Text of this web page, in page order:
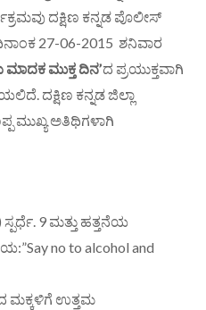
ದಕ್ಷಿಣ ಕನ್ನಡ ಪೊಲೀಸ್
27-06-2015 ಶನಿವಾರ
ಮಾದಕ ಮುಕ್ತ ದಿನ’ದ ಪ್ರಯುಕ್ತವಾಗಿ
ದಕ್ಷಿಣ ಕನ್ನಡ ಜಿಲ್ಲಾ
ಮುಖ್ಯ ಅತಿಥಿಗಳಾಗಿ
9 ಮತ್ತು ಹತ್ತನೆಯ
no to alcohol and
ಮಕ್ಕಳಿಗೆ ಉತ್ತಮ